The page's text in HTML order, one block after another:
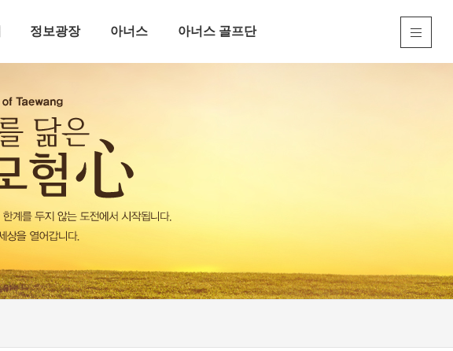
정보광장
고객문의
아너스 아너스 골프단